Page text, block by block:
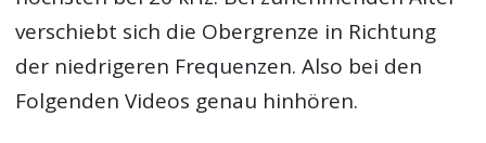
verschiebt sich die Obergrenze in Richtung
der niedrigeren Frequenzen. Also bei den
Folgenden Videos genau hinhören.